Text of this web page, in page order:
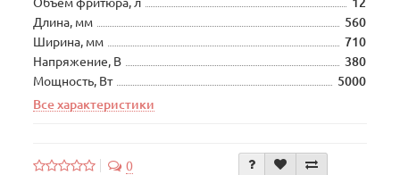
Объем фритюра, л
12
Длина, мм
560
Ширина, мм
710
Напряжение, В
380
Мощность, Вт
5000
Все характеристики
0